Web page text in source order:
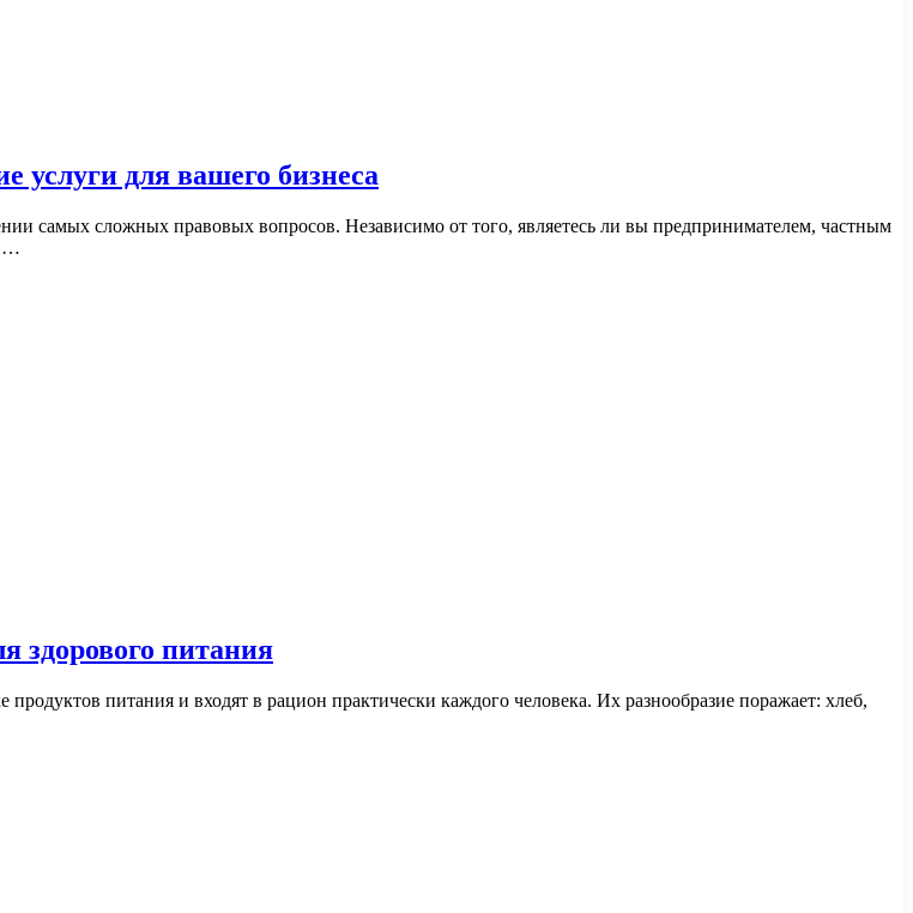
для вашего бизнеса
самых сложных правовых вопросов. Независимо от того, являетесь ли вы предпринимателем, частным
здорового питания
питания и входят в рацион практически каждого человека. Их разнообразие поражает: хлеб,